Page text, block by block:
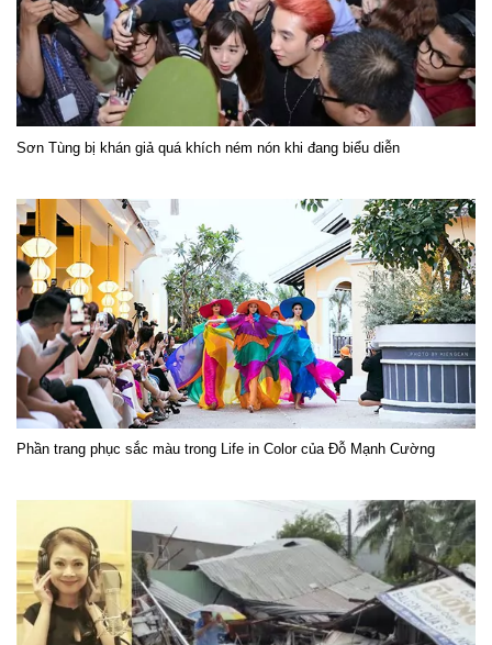
Sơn Tùng bị khán giả quá khích ném nón khi đang biểu diễn
Phần trang phục sắc màu trong Life in Color của Đỗ Mạnh Cường